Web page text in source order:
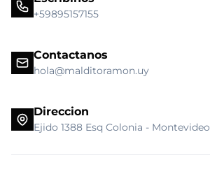
+59895157155
Contactanos
hola@malditoramon.uy
Direccion
Ejido 1388 Esq Colonia - Montevideo